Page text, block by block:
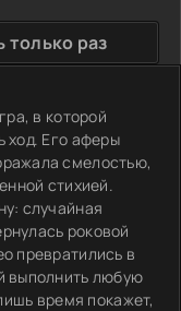
раз
в которой
ход. Его аферы
смелостью,
стихией.
случайная
роковой
превратились в
выполнить любую
время покажет,